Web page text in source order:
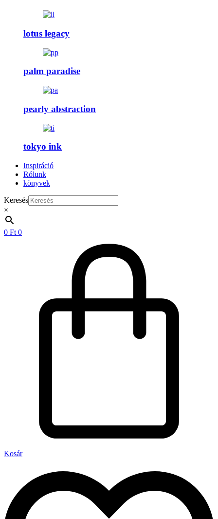
lotus legacy
palm paradise
pearly abstraction
tokyo ink
Inspiráció
Rólunk
könyvek
Keresés
×
0 Ft 0
Kosár